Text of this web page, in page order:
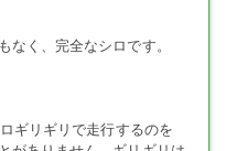
なく、完全なシロです。
ギリギリで走行するのを